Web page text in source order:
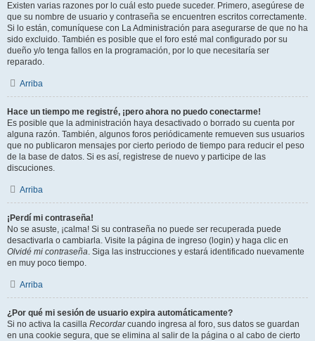
Existen varias razones por lo cuál esto puede suceder. Primero, asegúrese de
que su nombre de usuario y contraseña se encuentren escritos correctamente.
Si lo están, comuníquese con La Administración para asegurarse de que no ha
sido excluido. También es posible que el foro esté mal configurado por su
dueño y/o tenga fallos en la programación, por lo que necesitaría ser
reparado.
Arriba
Hace un tiempo me registré, ¡pero ahora no puedo conectarme!
Es posible que la administración haya desactivado o borrado su cuenta por
alguna razón. También, algunos foros periódicamente remueven sus usuarios
que no publicaron mensajes por cierto periodo de tiempo para reducir el peso
de la base de datos. Si es así, registrese de nuevo y participe de las
discuciones.
Arriba
¡Perdí mi contraseña!
No se asuste, ¡calma! Si su contraseña no puede ser recuperada puede
desactivarla o cambiarla. Visite la página de ingreso (login) y haga clic en
Olvidé mi contraseña. Siga las instrucciones y estará identificado nuevamente
en muy poco tiempo.
Arriba
¿Por qué mi sesión de usuario expira automáticamente?
Si no activa la casilla Recordarcuando ingresa al foro, sus datos se guardan
en una cookie segura, que se elimina al salir de la página o al cabo de cierto